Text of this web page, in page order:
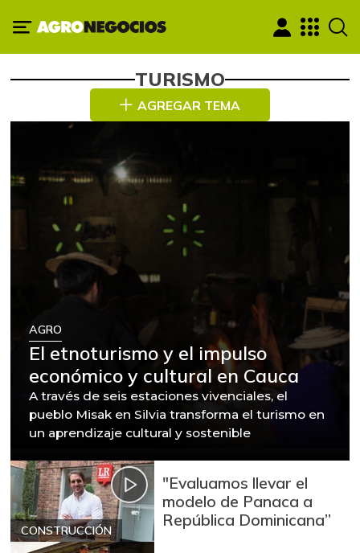
TURISMO
AGREGAR TEMA
AGRO
El etnoturismo y el impulso
económico y cultural en Cauca
A través de seis estaciones vivenciales, el
pueblo Misak en Silvia transforma el turismo en
un aprendizaje cultural y sostenible
CONSTRUCCIÓN
"Evaluamos llevar el
modelo de Panaca a
República Dominicana”